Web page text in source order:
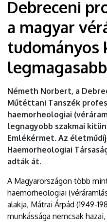
közösség
legmagasabb
elismerését
DEBRECENI
EGYETEM
Debreceni
a magyar
tudományos
Németh Norbert, a
Műtéttani Tanszék
haemorheologiai
legnagyobb szakmai
Emlékérmet. Az
Haemorheologiai
adták át.
A Magyarországon több
haemorheologiai
alakja, Mátrai Árpád (1949-
munkássága nemcsak